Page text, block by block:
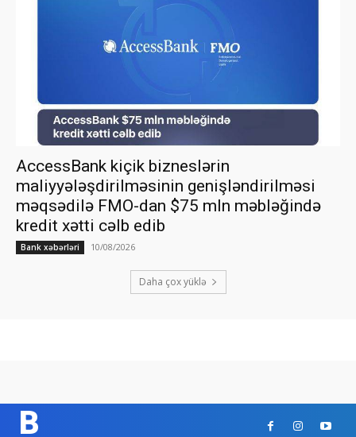
AccessBank kiçik bizneslərin
maliyyələşdirilməsinin genişləndirilməsi
məqsədilə FMO-dan $75 mln məbləğində
kredit xətti cəlb edib
Bank xəbərləri 10/08/2026
Daha çox yüklə
B